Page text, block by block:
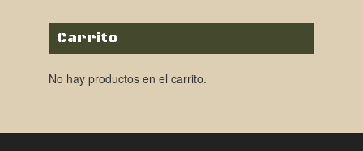
Carrito
No hay productos en el carrito.